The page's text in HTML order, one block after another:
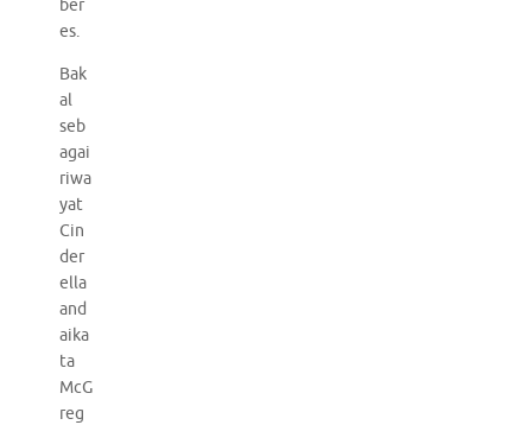
ber
es.
Bak
al
seb
agai
riwa
yat
Cin
der
ella
and
aika
ta
McG
reg